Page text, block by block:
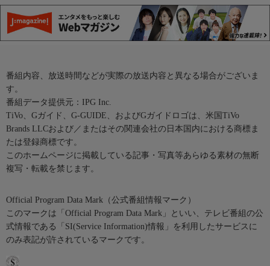
番組内容、放送時間などが実際の放送内容と異なる場合がございま
す。
番組データ提供元：IPG Inc.
TiVo、Gガイド、G-GUIDE、およびGガイドロゴは、米国TiVo
Brands LLCおよび／またはその関連会社の日本国内における商標ま
たは登録商標です。
このホームページに掲載している記事・写真等あらゆる素材の無断
複写・転載を禁じます。
Official Program Data Mark（公式番組情報マーク）
このマークは「Official Program Data Mark」といい、テレビ番組の公
式情報である「SI(Service Information)情報」を利用したサービスに
のみ表記が許されているマークです。